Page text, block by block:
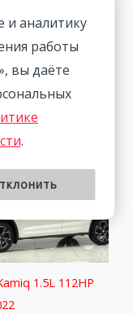
2022 | Синий
₽
1.5L 112HP
и аналитику
работы
вы даёте
.